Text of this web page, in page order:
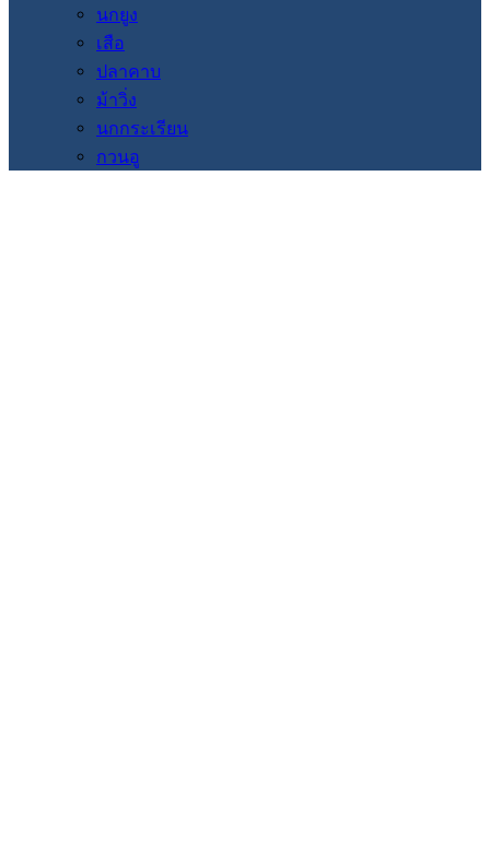
นกยูง
เสือ
ปลาคาบ
ม้าวิ่ง
นกกระเรียน
กวนอู